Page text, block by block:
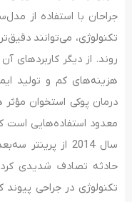
جراحان با استفاده از
تکنولوژی، می­‌توانند
روند. از دیگر کاربرد­های
هزینه‌های کم و تولید
درمان پوکی استخوان مؤثر
معدود استفاده‌هایی است
سال 2014 از
تکنولوژی در جراحی پیوند